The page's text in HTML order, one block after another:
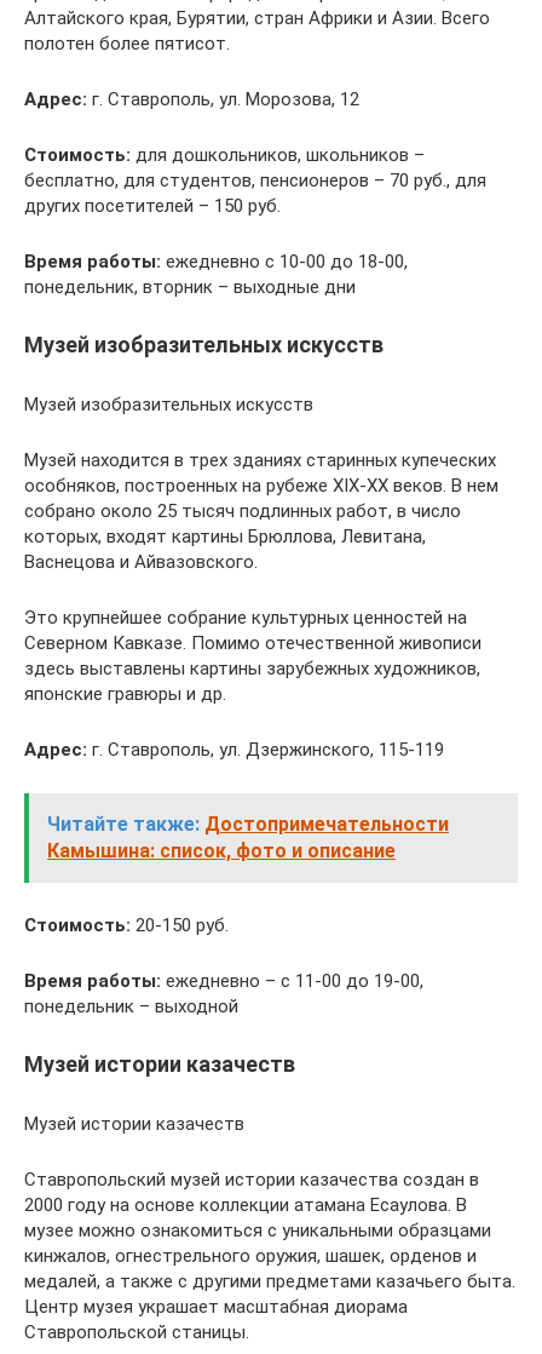
Алтайского края, Бурятии, стран Африки и Азии. Всего
полотен более пятисот.
Адрес: г. Ставрополь, ул. Морозова, 12
Стоимость: для дошкольников, школьников –
бесплатно, для студентов, пенсионеров – 70 руб., для
других посетителей – 150 руб.
Время работы: ежедневно с 10-00 до 18-00,
понедельник, вторник – выходные дни
Музей изобразительных искусств
Музей изобразительных искусств
Музей находится в трех зданиях старинных купеческих
особняков, построенных на рубеже XIX-XX веков. В нем
собрано около 25 тысяч подлинных работ, в число
которых, входят картины Брюллова, Левитана,
Васнецова и Айвазовского.
Это крупнейшее собрание культурных ценностей на
Северном Кавказе. Помимо отечественной живописи
здесь выставлены картины зарубежных художников,
японские гравюры и др.
Адрес: г. Ставрополь, ул. Дзержинского, 115-119
Читайте также: Достопримечательности
Камышина: список, фото и описание
Стоимость: 20-150 руб.
Время работы: ежедневно – с 11-00 до 19-00,
понедельник – выходной
Музей истории казачеств
Музей истории казачеств
Ставропольский музей истории казачества создан в
2000 году на основе коллекции атамана Есаулова. В
музее можно ознакомиться с уникальными образцами
кинжалов, огнестрельного оружия, шашек, орденов и
медалей, а также с другими предметами казачьего быта.
Центр музея украшает масштабная диорама
Ставропольской станицы.